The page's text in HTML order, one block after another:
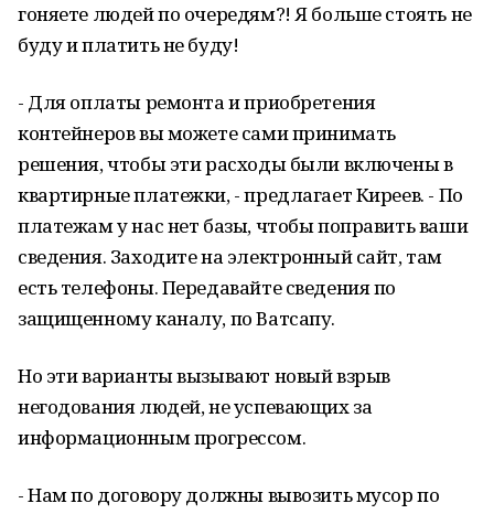
гоняете людей по очередям?! Я больше стоять не
буду и платить не буду!
- Для оплаты ремонта и приобретения
контейнеров вы можете сами принимать
решения, чтобы эти расходы были включены в
квартирные платежки, - предлагает Киреев. - По
платежам у нас нет базы, чтобы поправить ваши
сведения. Заходите на электронный сайт, там
есть телефоны. Передавайте сведения по
защищенному каналу, по Ватсапу.
Но эти варианты вызывают новый взрыв
негодования людей, не успевающих за
информационным прогрессом.
- Нам по договору должны вывозить мусор по